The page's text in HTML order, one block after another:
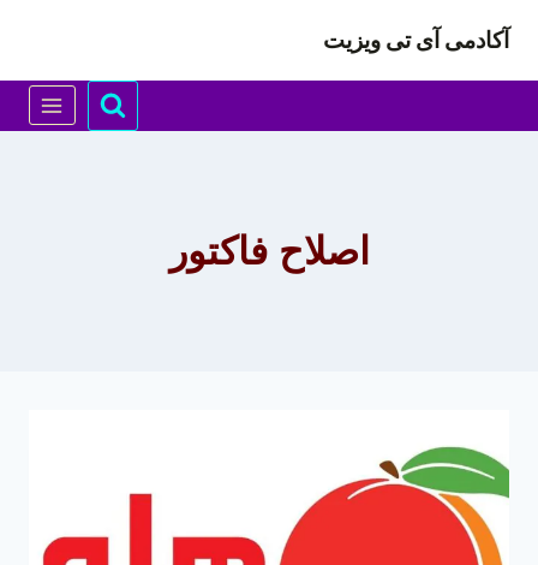
محتوا
آکادمی آی تی ویزیت
اصلاح فاکتور